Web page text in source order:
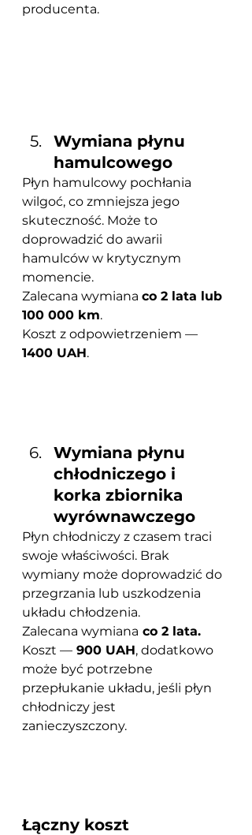
producenta.
Wymiana płynu
hamulcowego
Płyn hamulcowy pochłania
wilgoć, co zmniejsza jego
skuteczność. Może to
doprowadzić do awarii
hamulców w krytycznym
momencie.
Zalecana wymiana co 2 lata lub
100 000 km.
Koszt z odpowietrzeniem —
1400 UAH.
Wymiana płynu
chłodniczego i
korka zbiornika
wyrównawczego
Płyn chłodniczy z czasem traci
swoje właściwości. Brak
wymiany może doprowadzić do
przegrzania lub uszkodzenia
układu chłodzenia.
Zalecana wymiana co 2 lata.
Koszt — 900 UAH, dodatkowo
może być potrzebne
przepłukanie układu, jeśli płyn
chłodniczy jest
Łączny koszt